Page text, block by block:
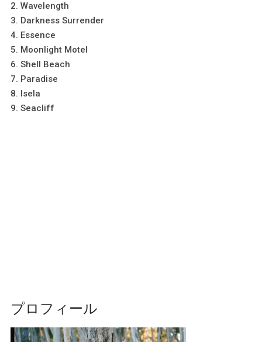
2. Wavelength
3. Darkness Surrender
4. Essence
5. Moonlight Motel
6. Shell Beach
7. Paradise
8. Isela
9. Seacliff
プロフィール